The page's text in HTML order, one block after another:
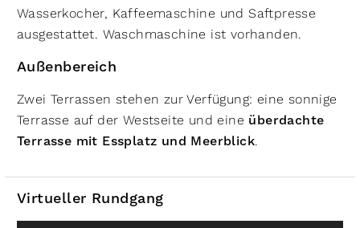
Wasserkocher, Kaffeemaschine und Saftpresse
ausgestattet. Waschmaschine ist vorhanden.
Außenbereich
Zwei Terrassen stehen zur Verfügung: eine sonnige
Terrasse auf der Westseite und eine überdachte
Terrasse mit Essplatz und Meerblick.
Virtueller Rundgang